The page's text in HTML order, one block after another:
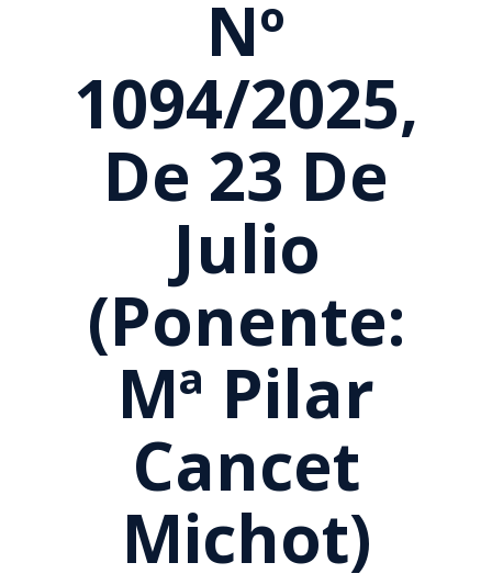
Nº
1094/2025,
De 23 De
Julio
(Ponente:
Mª Pilar
Cancet
Michot)